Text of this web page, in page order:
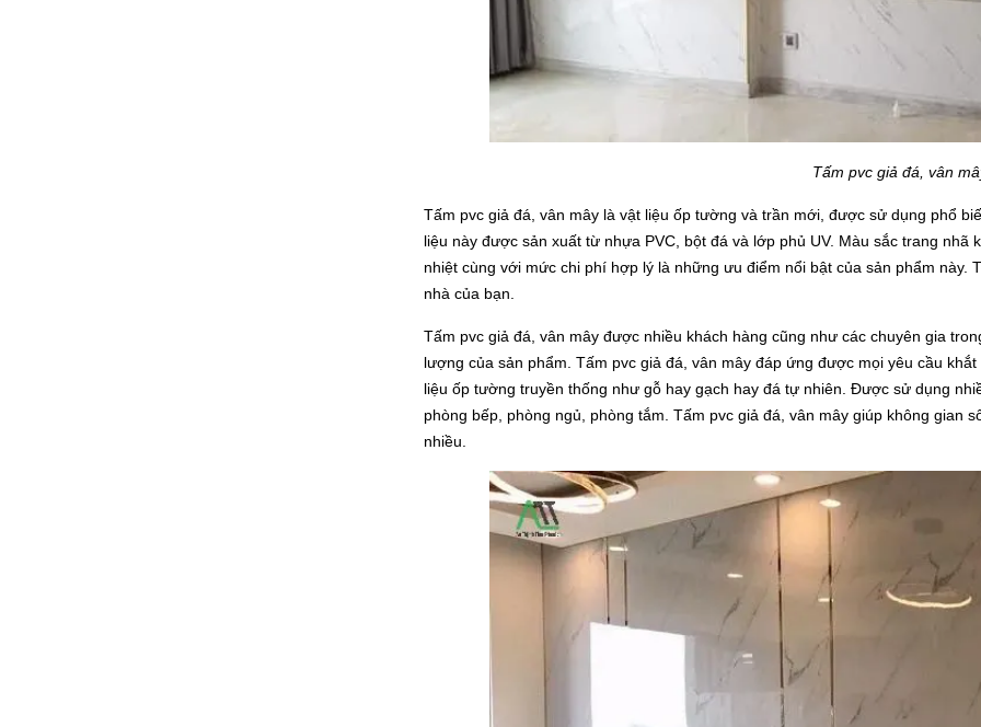
Tấm pvc giả đá, vân
Tấm pvc giả đá, vân mây là vật liệu ốp tường và trần mới, được sử dụng phổ
liệu này được sản xuất từ nhựa PVC, bột đá và lớp phủ UV. Màu sắc trang
nhiệt cùng với mức chi phí hợp lý là những ưu điểm nổi bật của sản phẩm này.
nhà của bạn.
Tấm pvc giả đá, vân mây được nhiều khách hàng cũng như các chuyên gia
lượng của sản phẩm. Tấm pvc giả đá, vân mây đáp ứng được mọi yêu cầu
liệu ốp tường truyền thống như gỗ hay gạch hay đá tự nhiên. Được sử dụng
phòng bếp, phòng ngủ, phòng tắm. Tấm pvc giả đá, vân mây giúp không gian
nhiều.